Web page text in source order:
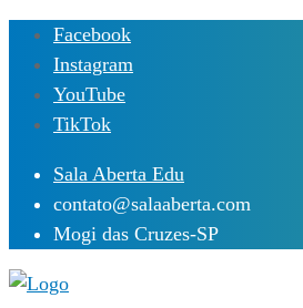
Skip
content
Facebook
Instagram
YouTube
TikTok
Sala Aberta Edu
contato@salaaberta.com
Mogi das Cruzes-SP